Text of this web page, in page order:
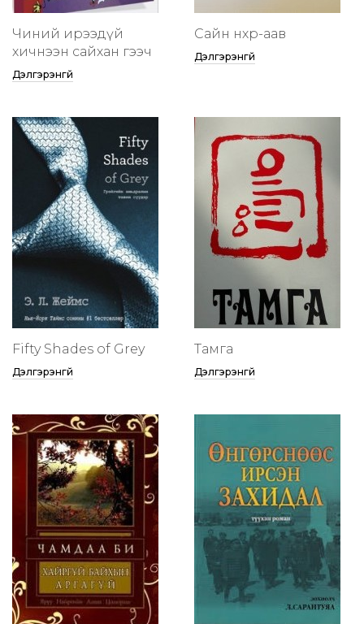
Чиний ирээдүй
хичнээн сайхан гээч
Дэлгэрэнгүй
Сайн нөхөр-аав
Дэлгэрэнгүй
Fifty Shades of Grey
Дэлгэрэнгүй
Тамга
Дэлгэрэнгүй